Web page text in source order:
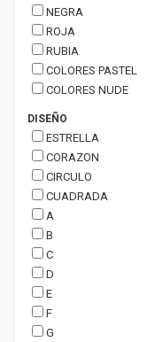
NEGRA
ROJA
RUBIA
COLORES PASTEL
COLORES NUDE
DISEÑO
ESTRELLA
CORAZON
CIRCULO
CUADRADA
A
B
C
D
E
F
G